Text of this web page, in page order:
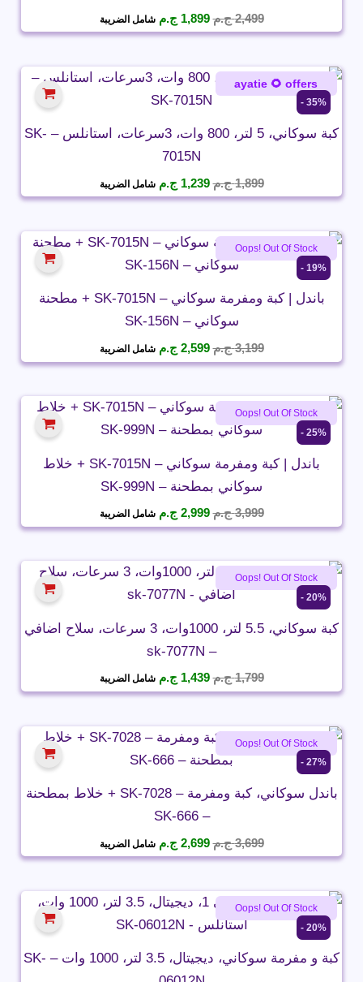
2,499 ج.م السعر
الأصلي
2,499 ج.م.
1,899 ج.م السعر
الحالي
1,899 ج.م.
شامل الضريبة
35% -
كبة سوكاني، 5 لتر، 800 وات، 3سرعات، استانلس – SK-
7015N
1,899 ج.م السعر
الأصلي
1,899 ج.م.
1,239 ج.م السعر
الحالي
1,239 ج.م.
شامل الضريبة
ayatie 🌻 offers
19% -
باندل | كبة ومفرمة سوكاني – SK-7015N + مطحنة
سوكاني – SK-156N
3,199 ج.م السعر
الأصلي
3,199 ج.م.
2,599 ج.م السعر
الحالي
2,599 ج.م.
شامل الضريبة
Oops! Out Of Stock
25% -
باندل | كبة ومفرمة سوكاني – SK-7015N + خلاط
سوكاني بمطحنة – SK-999N
3,999 ج.م السعر
الأصلي
3,999 ج.م.
2,999 ج.م السعر
الحالي
2,999 ج.م.
شامل الضريبة
Oops! Out Of Stock
20% -
كبة سوكاني، 5.5 لتر، 1000وات، 3 سرعات، سلاح اضافي
– sk-7077N
1,799 ج.م السعر
الأصلي
1,799 ج.م.
1,439 ج.م السعر
الحالي
1,439 ج.م.
شامل الضريبة
Oops! Out Of Stock
27% -
باندل سوكاني، كبة ومفرمة – SK-7028 + خلاط بمطحنة
– SK-666
3,699 ج.م السعر
الأصلي
3,699 ج.م.
2,699 ج.م السعر
الحالي
2,699 ج.م.
شامل الضريبة
Oops! Out Of Stock
20% -
كبة و مفرمة سوكاني، ديجيتال، 3.5 لتر، 1000 وات – SK-
Oops! Out Of Stock